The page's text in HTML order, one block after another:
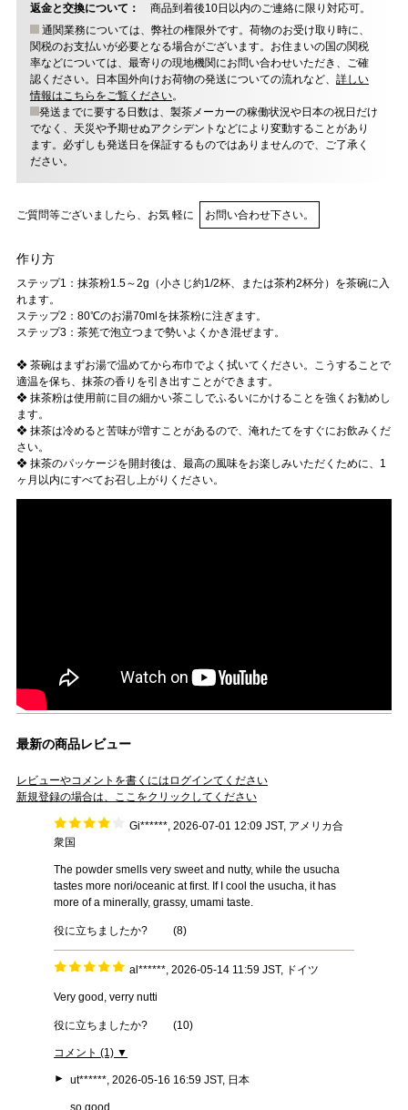
返金と交換について：
商品到着後10日以内のご連絡に限り対応可。
通関業務については、弊社の権限外です。荷物のお受け取り時に、
関税のお支払いが必要となる場合がございます。お住まいの国の関税
率などについては、最寄りの現地機関にお問い合わせいただき、ご確
認ください。日本国外向けお荷物の発送についての流れなど、 詳しい
情報はこちらをご覧ください。
発送までに要する日数は、製茶メーカーの稼働状況や日本の祝日だけ
でなく、天災や予期せぬアクシデントなどにより変動することがあり
ます。必ずしも発送日を保証するものではありませんので、ご了承く
ださい。
ご質問等ございましたら、お気 軽に お問い合わせ下さい。
作り方
ステップ1：抹茶粉1.5～2g（小さじ約1/2杯、または茶杓2杯分）を茶碗に入
れます。
ステップ2：80℃のお湯70mlを抹茶粉に注ぎます。
ステップ3：茶筅で泡立つまで勢いよくかき混ぜます。
❖ 茶碗はまずお湯で温めてから布巾でよく拭いてください。こうすることで
適温を保ち、抹茶の香りを引き出すことができます。
❖ 抹茶粉は使用前に目の細かい茶こしでふるいにかけることを強くお勧めし
ます。
❖ 抹茶は冷めると苦味が増すことがあるので、淹れたてをすぐにお飲みくだ
さい。
❖ 抹茶のパッケージを開封後は、最高の風味をお楽しみいただくために、1
ヶ月以内にすべてお召し上がりください。
最新の商品レビュー
レビューやコメントを書くにはログインてください
新規登録の場合は、ここをクリックしてください
Gi******, 2026-07-01 12:09 JST, アメリカ合
衆国
The powder smells very sweet and nutty, while the usucha
tastes more nori/oceanic at first. If I cool the usucha, it has
more of a minerally, grassy, umami taste.
役に立ちましたか? (8)
al******, 2026-05-14 11:59 JST, ドイツ
Very good, verry nutti
役に立ちましたか? (10)
コメント (1) ▼
► ut******, 2026-05-16 16:59 JST, 日本
so good